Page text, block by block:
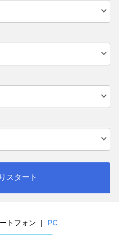
スタート
トフォン | PC